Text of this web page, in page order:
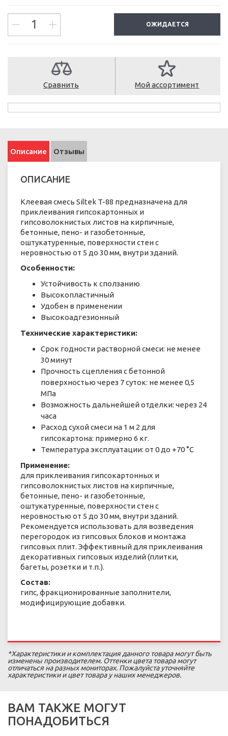
ОЖИДАЕТСЯ
Сравнить Мой ассортимент
Описание Отзывы
ОПИСАНИЕ
Клеевая смесь Siltek T-88 предназначена для
приклеивания гипсокартонных и
гипсоволокнистых листов на кирпичные,
бетонные, пено- и газобетонные,
оштукатуренные, поверхности стен с
неровностью от 5 до 30 мм, внутри зданий.
Особенности:
Устойчивость к сползанию
Высокопластичный
Удобен в применении
Высокоадгезионный
Технические характеристики:
Срок годности растворной смеси: не менее
30 минут
Прочность сцепления с бетонной
поверхностью через 7 суток: не менее 0,5
МПа
Возможность дальнейшей отделки: через 24
часа
Расход сухой смеси на 1 м 2 для
гипсокартона: примерно 6 кг.
Температура эксплуатации: от 0 до +70 °С
Применение:
для приклеивания гипсокартонных и
гипсоволокнистых листов на кирпичные,
бетонные, пено- и газобетонные,
оштукатуренные, поверхности стен с
неровностью от 5 до 30 мм, внутри зданий.
Рекомендуется использовать для возведения
перегородок из гипсовых блоков и монтажа
гипсовых плит. Эффективный для приклеивания
декоративных гипсовых изделий (плитки,
багеты, розетки и т.п.).
Состав:
гипс, фракционированные заполнители,
модифицирующие добавки.
*Характеристики и комплектация данного товара могут быть
изменены производителем. Оттенки цвета товара могут
отличаться на разных мониторах. Пожалуйста уточняйте
характеристики и цвет товара у наших менеджеров.
ВАМ ТАКЖЕ МОГУТ
ПОНАДОБИТЬСЯ